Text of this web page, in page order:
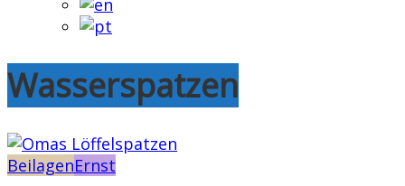
Wasserspatzen
BeilagenErnst